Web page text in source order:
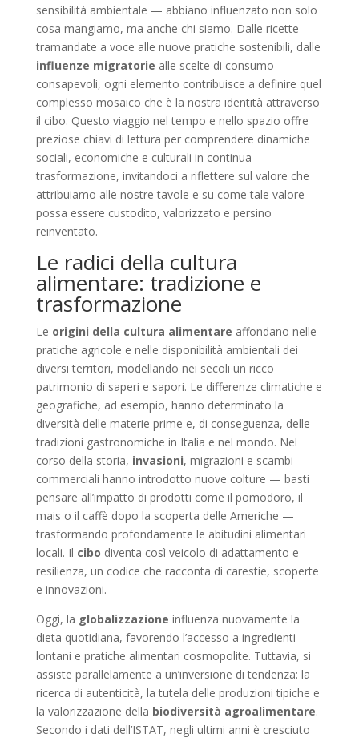
sensibilità ambientale — abbiano influenzato non solo
cosa mangiamo, ma anche chi siamo. Dalle ricette
tramandate a voce alle nuove pratiche sostenibili, dalle
influenze migratorie alle scelte di consumo
consapevoli, ogni elemento contribuisce a definire quel
complesso mosaico che è la nostra identità attraverso
il cibo. Questo viaggio nel tempo e nello spazio offre
preziose chiavi di lettura per comprendere dinamiche
sociali, economiche e culturali in continua
trasformazione, invitandoci a riflettere sul valore che
attribuiamo alle nostre tavole e su come tale valore
possa essere custodito, valorizzato e persino
reinventato.
Le radici della cultura
alimentare: tradizione e
trasformazione
Le origini della cultura alimentare affondano nelle
pratiche agricole e nelle disponibilità ambientali dei
diversi territori, modellando nei secoli un ricco
patrimonio di saperi e sapori. Le differenze climatiche e
geografiche, ad esempio, hanno determinato la
diversità delle materie prime e, di conseguenza, delle
tradizioni gastronomiche in Italia e nel mondo. Nel
corso della storia, invasioni, migrazioni e scambi
commerciali hanno introdotto nuove colture — basti
pensare all’impatto di prodotti come il pomodoro, il
mais o il caffè dopo la scoperta delle Americhe —
trasformando profondamente le abitudini alimentari
locali. Il cibo diventa così veicolo di adattamento e
resilienza, un codice che racconta di carestie, scoperte
e innovazioni.
Oggi, la globalizzazione influenza nuovamente la
dieta quotidiana, favorendo l’accesso a ingredienti
lontani e pratiche alimentari cosmopolite. Tuttavia, si
assiste parallelamente a un’inversione di tendenza: la
ricerca di autenticità, la tutela delle produzioni tipiche e
la valorizzazione della biodiversità agroalimentare.
Secondo i dati dell’ISTAT, negli ultimi anni è cresciuto